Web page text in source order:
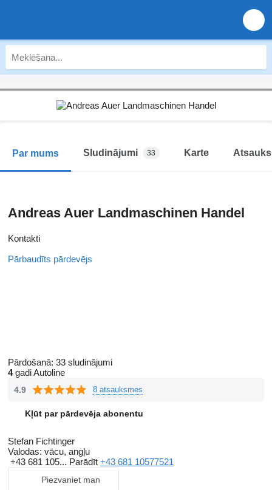
Par mums Sludinājumi 33 Karte
Andreas Auer Landmaschinen Handel
Kontakti
Pārbaudīts pārdevējs
Pārdošanā: 33 sludinājumi
4gadi Autoline
4.9 8 atsauksmes
Kļūt par pārdevēja abonentu
Stefan Fichtinger
Valodas: vācu, angļu
+43 681 105... Parādīt +43 681 10577521
Piezvaniet man